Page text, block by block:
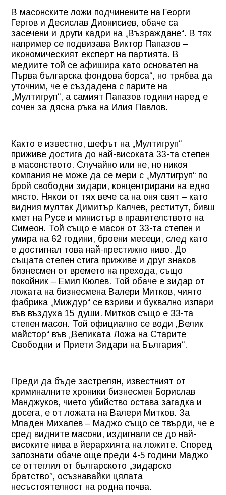
В масонските ложи подчинените на Георги
Гергов и Десислав Дионисиев, обаче са
засечени и други кадри на „Възраждане“. В тях
например се подвизава Виктор Папазов –
икономическият експерт на партията. В
медиите той се афишира като основател на
Първа българска фондова борса“, но трябва да
уточним, че е създадена с парите на
„Мултигруп“, а самият Папазов години наред е
сочен за дясна ръка на Илия Павлов.
Както е известно, шефът на „Мултигруп“
приживе достига до най-високата 33-та степен
в масонството. Случайно или не, но никоя
компания не може да се мери с „Мултигруп“ по
брой свободни зидари, концентрирани на едно
място. Някои от тях вече са на оня свят – като
видния мултак Димитър Калчев, реститут, бивш
кмет на Русе и министър в правителството на
Симеон. Той също е масон от 33-та степен и
умира на 62 години, броени месеци, след като
е достигнал това най-престижно ниво. До
същата степен стига приживе и друг знаков
бизнесмен от времето на прехода, също
покойник – Емил Кюлев. Той обаче е зидар от
ложата на бизнесмена Валери Митков, чиято
фабрика „Миждур“ се взриви и буквално изпари
във въздуха 15 души. Митков също е 33-та
степен масон. Той официално се води „Велик
майстор“ във „Великата Ложа на Старите
Свободни и Приети Зидари на България“.
Преди да бъде застрелян, известният от
криминалните хроники бизнесмен Борислав
Манджуков, чието убийство остава загадка и
досега, е от ложата на Валери Митков. За
Младен Михалев – Маджо също се твърди, че е
сред видните масони, издигнали се до най-
високите нива в йерархията на ложите. Според
запознати обаче още преди 4-5 години Маджо
се оттеглил от българското „зидарско
братство”, осъзнавайки цялата
несъстоятелност на родна почва.